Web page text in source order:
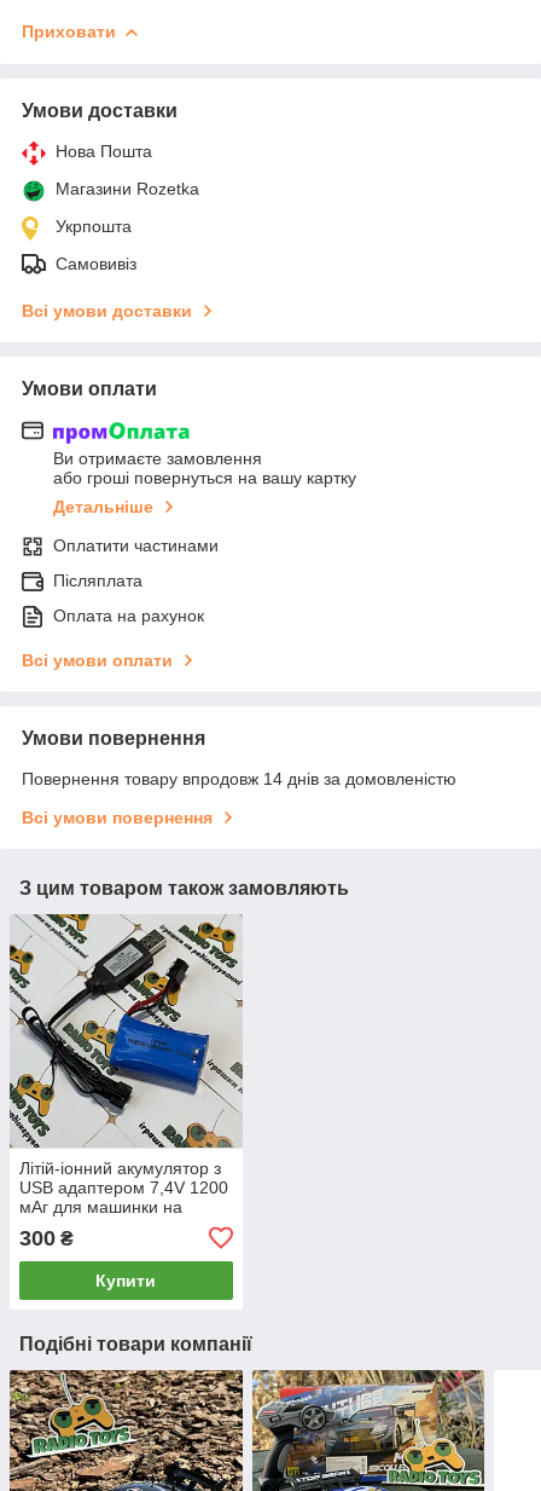
Приховати
Умови доставки
Нова Пошта
Магазини Rozetka
Укрпошта
Самовивіз
Всі умови доставки
Умови оплати
Ви отримаєте замовлення
або гроші повернуться на вашу картку
Детальніше
Оплатити частинами
Післяплата
Оплата на рахунок
Всі умови оплати
Умови повернення
Повернення товару впродовж 14 днів за домовленістю
Всі умови повернення
З цим товаром також замовляють
Літій-іонний акумулятор з
USB адаптером 7,4V 1200
мАг для машинки на
14500 1200 mAh SM-4P
300 ₴
Купити
Подібні товари компанії